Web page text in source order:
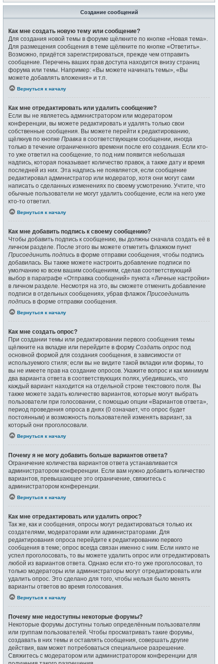
Создание сообщений
Как мне создать новую тему или сообщение?
Для создания новой темы в форуме щёлкните по кнопке «Новая тема».
Для размещения сообщения в теме щёлкните по кнопке «Ответить».
Возможно, придётся зарегистрироваться, прежде чем отправить
сообщение. Перечень ваших прав доступа находится внизу страниц
форума или темы. Например: «Вы можете начинать темы», «Вы
можете добавлять вложения» и т.п.
Вернуться к началу
Как мне отредактировать или удалить сообщение?
Если вы не являетесь администратором или модератором
конференции, вы можете редактировать и удалять только свои
собственные сообщения. Вы можете перейти к редактированию,
щёлкнув по кнопке Правка в соответствующем сообщении, иногда
только в течение ограниченного времени после его создания. Если кто-
то уже ответил на сообщение, то под ним появится небольшая
надпись, которая показывает количество правок, а также дату и время
последней из них. Эта надпись не появляется, если сообщение
редактировал администратор или модератор, хотя они могут сами
написать о сделанных изменениях по своему усмотрению. Учтите, что
обычные пользователи не могут удалить сообщение, если на него уже
кто-то ответил.
Вернуться к началу
Как мне добавить подпись к своему сообщению?
Чтобы добавить подпись к сообщению, вы должны сначала создать её в
личном разделе. После этого вы можете отметить флажком пункт
Присоединить подпись в форме отправки сообщения, чтобы подпись
добавилась. Вы также можете настроить добавление подписи по
умолчанию ко всем вашим сообщениям, сделав соответствующий
выбор в параграфе «Отправка сообщений» пункта «Личные настройки»
в личном разделе. Несмотря на это, вы сможете отменить добавление
подписи в отдельных сообщениях, убрав флажок Присоединить
подпись в форме отправки сообщения.
Вернуться к началу
Как мне создать опрос?
При создании темы или редактировании первого сообщения темы
щёлкните на вкладке или перейдите в форму Создать опрос под
основной формой для создания сообщения, в зависимости от
используемого стиля; если вы не видите такой вкладки или формы, то
вы не имеете прав на создание опросов. Укажите вопрос и как минимум
два варианта ответа в соответствующих полях, убедившись, что
каждый вариант находится на отдельной строке текстового поля. Вы
также можете задать количество вариантов, которые могут выбрать
пользователи при голосовании, с помощью опции «Вариантов ответа»,
период проведения опроса в днях (0 означает, что опрос будет
постоянным) и возможность пользователей изменять вариант, за
который они проголосовали.
Вернуться к началу
Почему я не могу добавить больше вариантов ответа?
Ограничение количества вариантов ответа устанавливается
администратором конференции. Если вам нужно добавить количество
вариантов, превышающее это ограничение, свяжитесь с
администратором конференции.
Вернуться к началу
Как мне отредактировать или удалить опрос?
Так же, как и сообщения, опросы могут редактироваться только их
создателями, модераторами или администраторами. Для
редактирования опроса перейдите к редактированию первого
сообщения в теме; опрос всегда связан именно с ним. Если никто не
успел проголосовать, то вы можете удалить опрос или отредактировать
любой из вариантов ответа. Однако если кто-то уже проголосовал, то
только модераторы или администраторы могут отредактировать или
удалить опрос. Это сделано для того, чтобы нельзя было менять
варианты ответов во время голосования.
Вернуться к началу
Почему мне недоступны некоторые форумы?
Некоторые форумы доступны только определённым пользователям
или группам пользователей. Чтобы просматривать такие форумы,
создавать в них темы и оставлять сообщения, совершать другие
действия, вам может потребоваться специальное разрешение.
Свяжитесь с модератором или администратором конференции для